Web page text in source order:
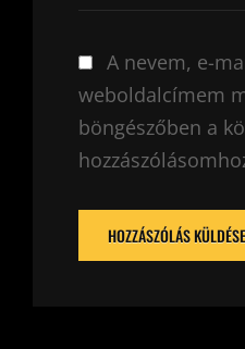
A nevem, e-
weboldalcímem
böngészőben a